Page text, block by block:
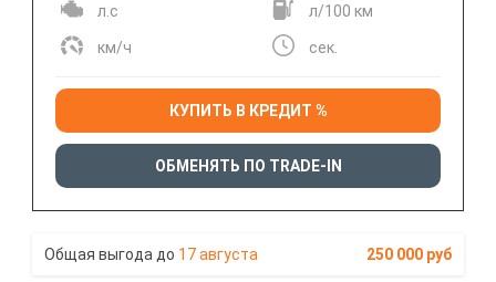
л.с л/100 км
км/ч сек.
КУПИТЬ В КРЕДИТ %
ОБМЕНЯТЬ ПО TRADE-IN
17 августа 250 000 руб